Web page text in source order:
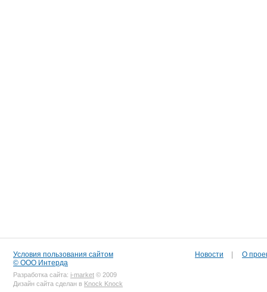
Условия пользования сайтом
© ООО Интерда
Разработка сайта: i-market © 2009
Дизайн сайта сделан в Knock Knock
Новости О